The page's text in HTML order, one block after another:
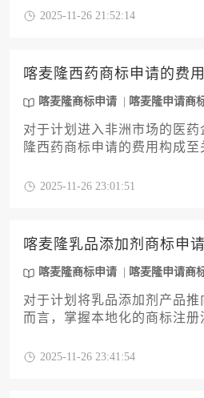
心聚焦于所需材料的详细清
险，提升注册成功率，为产品
经营与品牌保护奠定坚实基础
2025-11-26 21:52:14
喀麦隆西药商标申请的费
喀麦隆商标申请 喀麦隆申请商
对于计划进入非洲市场的医
隆西药商标申请的费用构成
加成本，同时深入探讨药品
2025-11-26 23:01:51
喀麦隆乳品添加剂商标申
喀麦隆商标申请 喀麦隆申请商
对于计划将乳品添加剂产品
而言，掌握本地化的商标注册
南，涵盖从商标查询、材料
2025-11-26 23:41:54